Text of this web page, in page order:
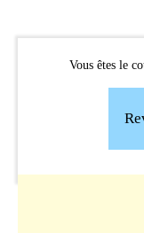
Vous êtes le